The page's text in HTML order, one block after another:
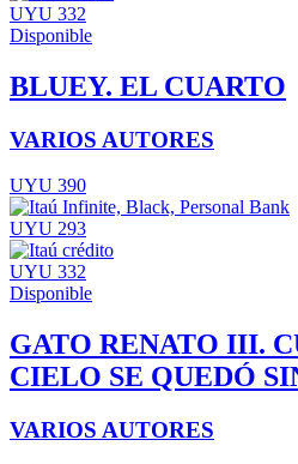
UYU 332
Disponible
BLUEY. EL CUARTO
VARIOS AUTORES
UYU 390
UYU 293
UYU 332
Disponible
GATO RENATO III.
CIELO SE QUEDÓ
VARIOS AUTORES